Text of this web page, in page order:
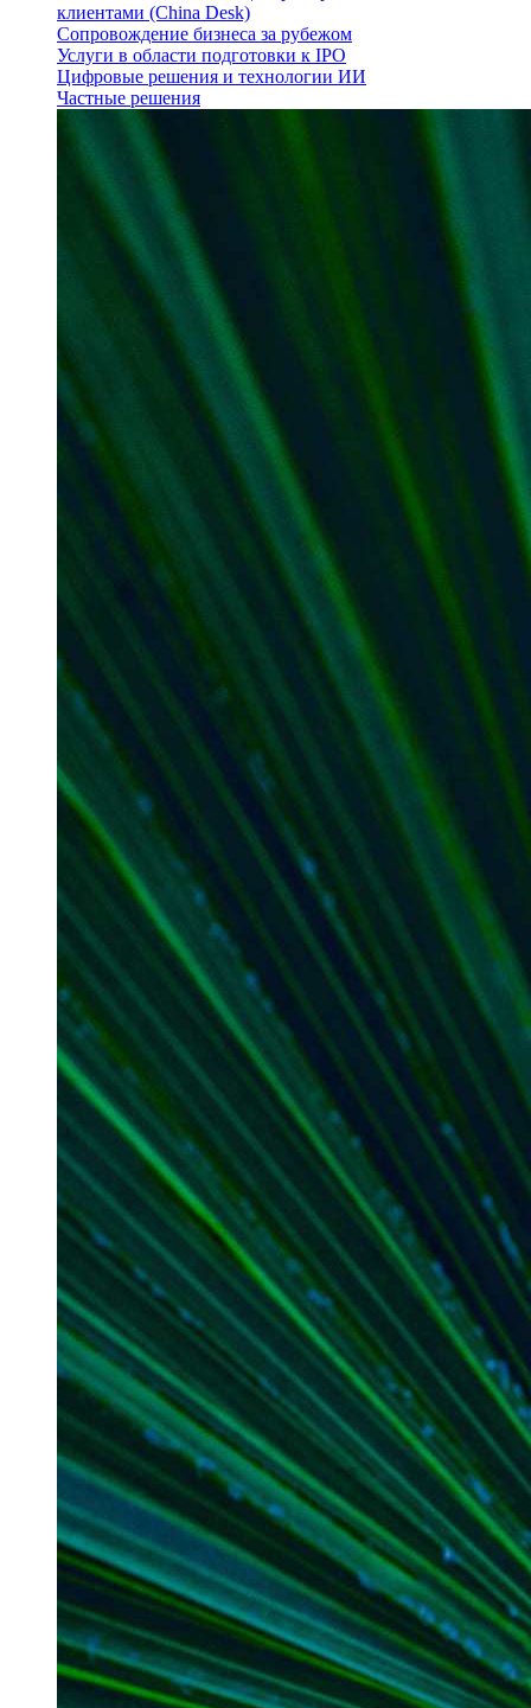
клиентами (China Desk)
Сопровождение бизнеса за рубежом
Услуги в области подготовки к IPO
Цифровые решения и технологии ИИ
Частные решения